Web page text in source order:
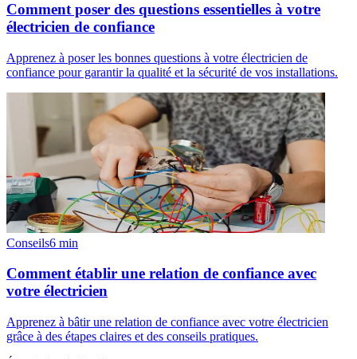
Comment poser des questions essentielles à votre
électricien de confiance
Apprenez à poser les bonnes questions à votre électricien de
confiance pour garantir la qualité et la sécurité de vos installations.
Conseils6 min
Comment établir une relation de confiance avec
votre électricien
Apprenez à bâtir une relation de confiance avec votre électricien
grâce à des étapes claires et des conseils pratiques.